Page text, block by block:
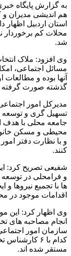
به گزارش پایگاه
هم اندیشی مدیران
استان اردبیل
محلات کم برخوردار
شد.
وی افزود: ملاک
مسائل اجتماعی،
آنها بوده و
گذشته صورت
مدیرکل امور
تسهیل گری و توسعه
جامعه محلی با هدف
محیطی و مسکن
و با نظارت دفتر
کنند.
شفیعی تصریح کرد:
و فرامحلی در توسعه
ها با تجمیع نیروها
اقدامات موجود در
وی اظهار کرد: این
انجام مصاحبه های
سازمان امور
کدام با ۶
مستقر شده اند.